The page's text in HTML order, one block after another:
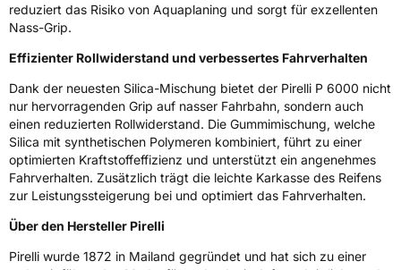
Rollgeräusch (dB)
FahrzeugklasseC1
3PMSF / Schneeflockensymbol / Alpine-SymbolNein
EisgripNein
EPREL ID596147
Allgemeine Produktsicherheit (GPSR)
Pirelli 25 20126 Milano Italien,
www.pirelli.com,
reduziert das Risiko von Aquaplaning und sorgt für exzellenten
Nass-Grip.
Effizienter Rollwiderstand und verbessertes Fahrverhalten
Dank der neuesten Silica-Mischung bietet der Pirelli P 6000 nicht
nur hervorragenden Grip auf nasser Fahrbahn, sondern auch
einen reduzierten Rollwiderstand. Die Gummimischung, welche
Silica mit synthetischen Polymeren kombiniert, führt zu einer
optimierten Kraftstoffeffizienz und unterstützt ein angenehmes
Fahrverhalten. Zusätzlich trägt die leichte Karkasse des Reifens
zur Leistungssteigerung bei und optimiert das Fahrverhalten.
Über den Hersteller Pirelli
Pirelli wurde 1872 in Mailand gegründet und hat sich zu einer